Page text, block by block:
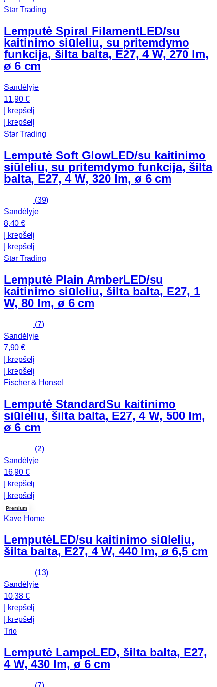
Star Trading
Lemputė Spiral FilamentLED/su
kaitinimo siūleliu, su pritemdymo
funkcija, šilta balta, E27, 4 W, 270 lm,
ø 6 cm
Sandėlyje
11,90 €
Į krepšelį
Į krepšelį
Star Trading
Lemputė Soft GlowLED/su kaitinimo
siūleliu, su pritemdymo funkcija, šilta
balta, E27, 4 W, 320 lm, ø 6 cm
(39)
Sandėlyje
8,40 €
Į krepšelį
Į krepšelį
Star Trading
Lemputė Plain AmberLED/su
kaitinimo siūleliu, šilta balta, E27, 1
W, 80 lm, ø 6 cm
(7)
Sandėlyje
7,90 €
Į krepšelį
Į krepšelį
Fischer & Honsel
Lemputė StandardSu kaitinimo
siūleliu, šilta balta, E27, 4 W, 500 lm,
ø 6 cm
(2)
Sandėlyje
16,90 €
Į krepšelį
Į krepšelį
Premium
Kave Home
LemputėLED/su kaitinimo siūleliu,
šilta balta, E27, 4 W, 440 lm, ø 6,5 cm
(13)
Sandėlyje
10,38 €
Į krepšelį
Į krepšelį
Trio
Lemputė LampeLED, šilta balta, E27,
4 W, 430 lm, ø 6 cm